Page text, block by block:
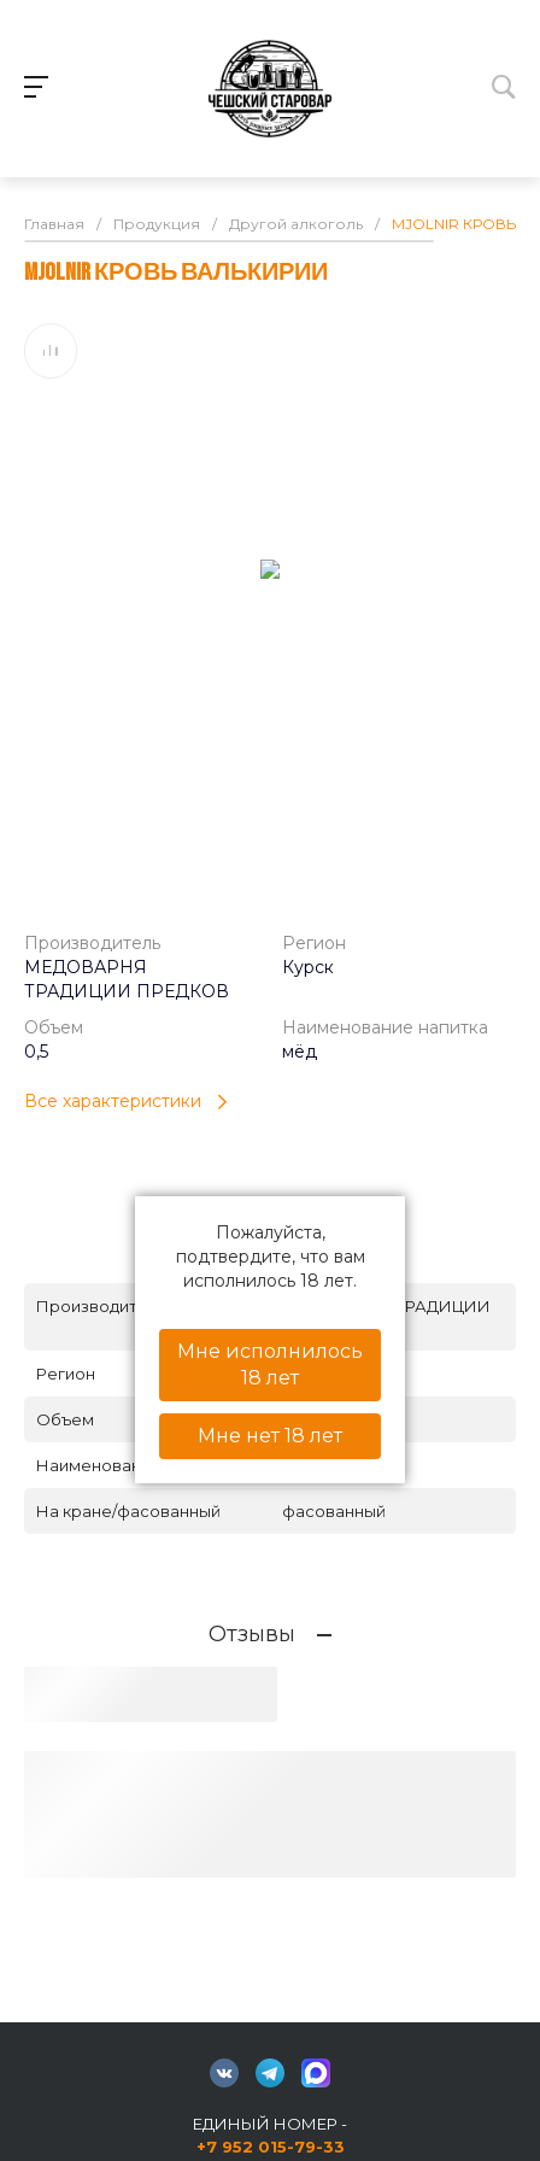
Главная / Продукция / Другой алкоголь / MJOLNIR КРОВЬ
MJOLNIR КРОВЬ ВАЛЬКИРИИ
Производитель
МЕДОВАРНЯ
ТРАДИЦИИ ПРЕДКОВ
Регион
Курск
Объем
0,5
Наименование напитка
мёд
Все характеристики
Характеристики
Производитель
МЕДОВАРНЯ ТРАДИЦИИ
ПРЕДКОВ
Регион Курск
Объем 0,5
Наименование напитка мёд
На кране/фасованный фасованный
Отзывы
ЕДИНЫЙ НОМЕР -
+7 952 015-79-33
Пожалуйста,
подтвердите, что вам
исполнилось 18 лет.
Мне исполнилось
18 лет
Мне нет 18 лет